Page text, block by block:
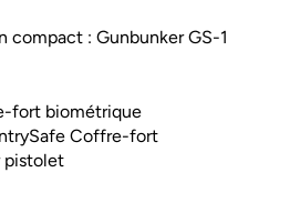
compact : Gunbunker GS-1
fort biométrique
Coffre-fort
pistolet